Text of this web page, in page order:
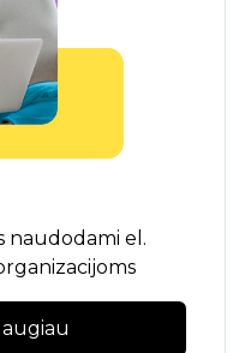
naudodami el.